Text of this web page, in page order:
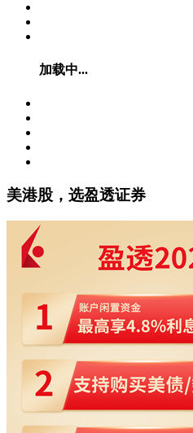
加载中...
美港股，选盈透证券